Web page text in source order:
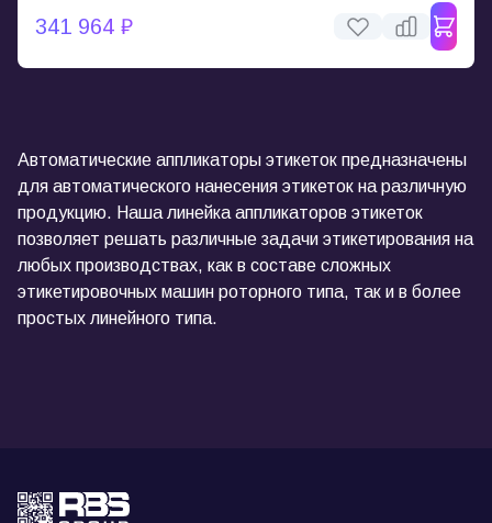
341 964 ₽
Автоматические аппликаторы этикеток предназначены
для автоматического нанесения этикеток на различную
продукцию. Наша линейка аппликаторов этикеток
позволяет решать различные задачи этикетирования на
любых производствах, как в составе сложных
этикетировочных машин роторного типа, так и в более
простых линейного типа.